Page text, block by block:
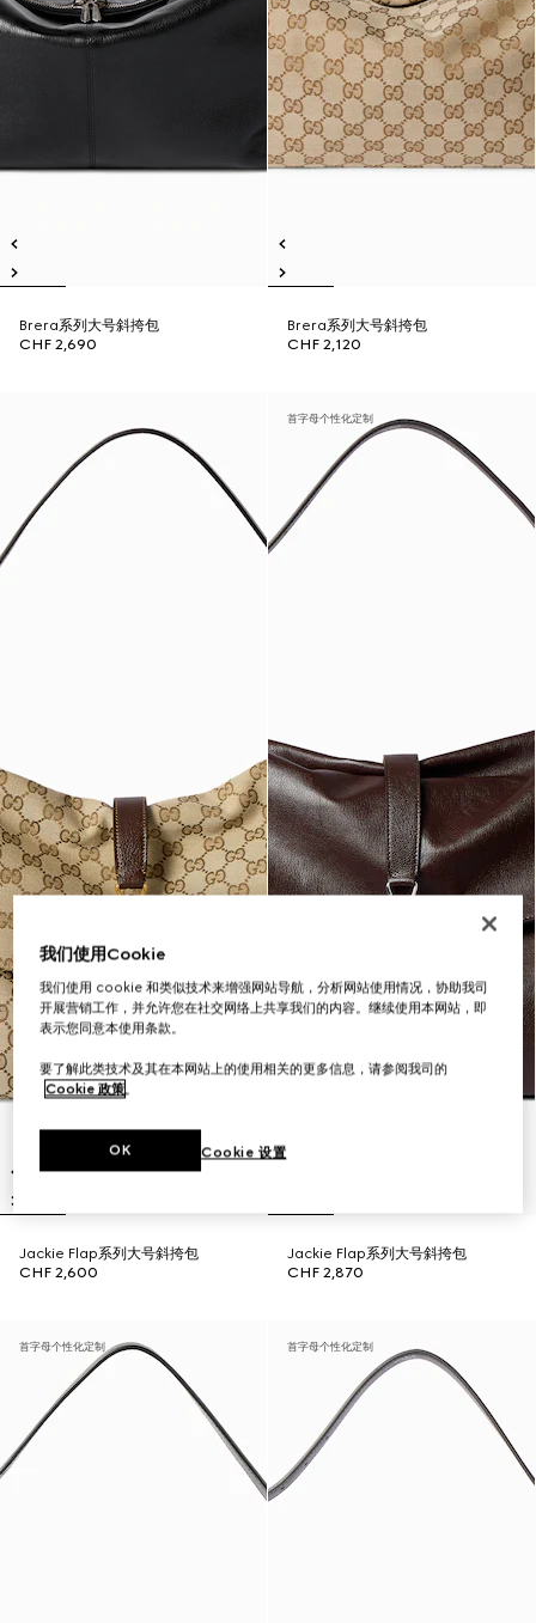
Brera系列大号斜挎包
CHF 2,690
Brera系列大号斜挎包
CHF 2,120
Jackie Flap系列大号斜挎包
CHF 2,600
首字母个性化定制
Jackie Flap系列大号斜挎包
CHF 2,870
首字母个性化定制 首字母个性化定制
我们使用Cookie
我们使用 cookie 和类似技术来增强网站导航，分析网站使用情况，协助我司
开展营销工作，并允许您在社交网络上共享我们的内容。继续使用本网站，即
表示您同意本使用条款。
要了解此类技术及其在本网站上的使用相关的更多信息，请参阅我司的
Cookie 政策。
Cookie 设置
OK